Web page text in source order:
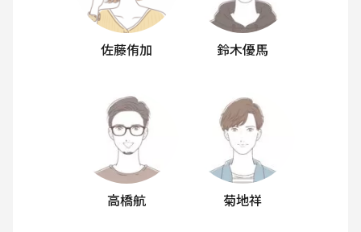
佐藤侑加 鈴木優馬
高橋航 菊地祥